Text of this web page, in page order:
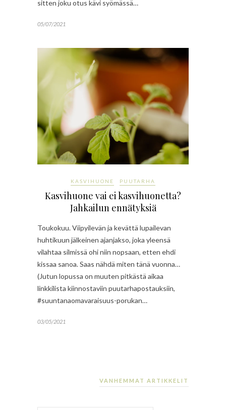
sitten joku otus kävi syömässä…
05/07/2021
KASVIHUONE PUUTARHA
Kasvihuone vai ei kasvihuonetta?
Jahkailun ennätyksiä
Toukokuu. Viipyilevän ja kevättä lupailevan
huhtikuun jälkeinen ajanjakso, joka yleensä
vilahtaa silmissä ohi niin nopsaan, etten ehdi
kissaa sanoa. Saas nähdä miten tänä vuonna…
(Jutun lopussa on muuten pitkästä aikaa
linkkilista kiinnostaviin puutarhapostauksiin,
#suuntanaomavaraisuus-porukan…
03/05/2021
VANHEMMAT ARTIKKELIT